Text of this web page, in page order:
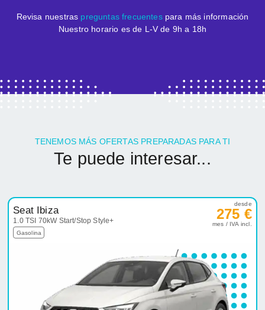
Revisa nuestras preguntas frecuentespara más información
Nuestro horario es de L-V de 9h a 18h
TENEMOS MÁS OFERTAS PREPARADAS PARA TI
Te puede interesar...
Seat Ibiza
1.0 TSI 70kW Start/Stop Style+
Gasolina
desde
275 €
mes / IVA incl.